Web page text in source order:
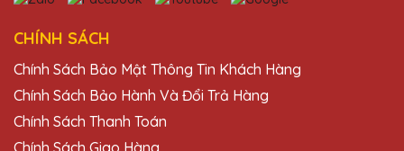
CHÍNH SÁCH
Chính Sách Bảo Mật Thông Tin Khách Hàng
Chính Sách Bảo Hành Và Đổi Trả Hàng
Chính Sách Thanh Toán